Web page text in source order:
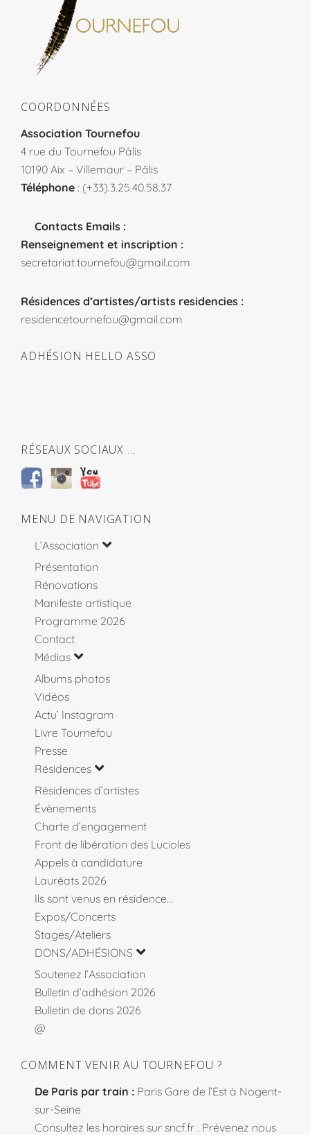
COORDONNÉES
Association Tournefou
4 rue du Tournefou Pâlis
10190 Aix – Villemaur – Pâlis
Téléphone : (+33).3.25.40.58.37
Contacts Emails :
Renseignement et inscription :
secretariat.tournefou@gmail.com
Résidences d’artistes/artists residencies :
residencetournefou@gmail.com
ADHÉSION HELLO ASSO
RÉSEAUX SOCIAUX …
MENU DE NAVIGATION
L’Association
Présentation
Rénovations
Manifeste artistique
Programme 2026
Contact
Médias
Albums photos
Vidéos
Actu’ Instagram
Livre Tournefou
Presse
Résidences
Résidences d’artistes
Évènements
Charte d’engagement
Front de libération des Lucioles
Appels à candidature
Lauréats 2026
Ils sont venus en résidence…
Expos/Concerts
Stages/Ateliers
DONS/ADHÉSIONS
Soutenez l’Association
Bulletin d’adhésion 2026
Bulletin de dons 2026
@
COMMENT VENIR AU TOURNEFOU ?
De Paris par train : Paris Gare de l’Est à Nogent-
sur-Seine
Consultez les horaires sur sncf.fr . Prévenez nous